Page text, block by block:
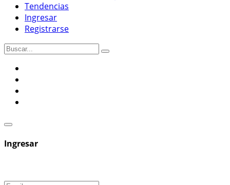
Tendencias
Ingresar
Registrarse
Ingresar